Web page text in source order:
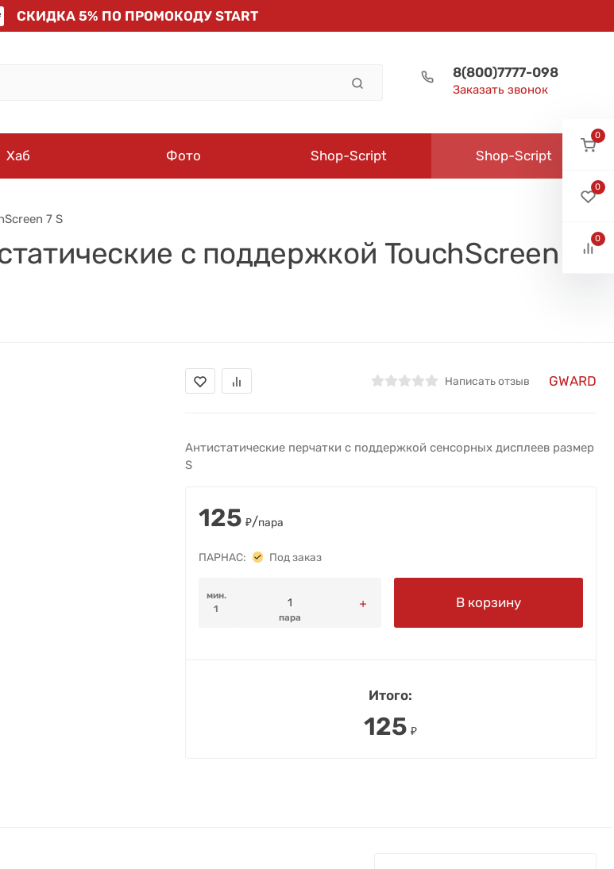
СКИДКА 5% ПО ПРОМОКОДУ START
8(800)7777-098
Заказать звонок
Хаб Фото Shop-Script Shop-Script
7 S
с поддержкой TouchScreen 7
Написать отзыв GWARD
Антистатические перчатки с поддержкой сенсорных дисплеев размер
S
125 ₽/пара
ПАРНАС: Под заказ
мин.
1
пара
В корзину
Итого:
125 ₽
0
0
0